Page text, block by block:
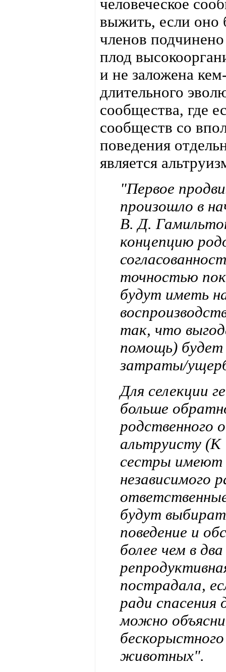
человеческое
выжить, если оно
членов
плод
и не заложена
длительного
сообщества, где
сообществ со
поведения
является
"Первое
произошло в
В. Д.
концепцию
точностью
будут иметь
так, что
помощь) будет
затраты/
Для селекции
больше
родственного
альтруисту (К
сестры имеют
независимого
будут
поведение и
более чем в
пострадала,
ради спасения
можно
животных".